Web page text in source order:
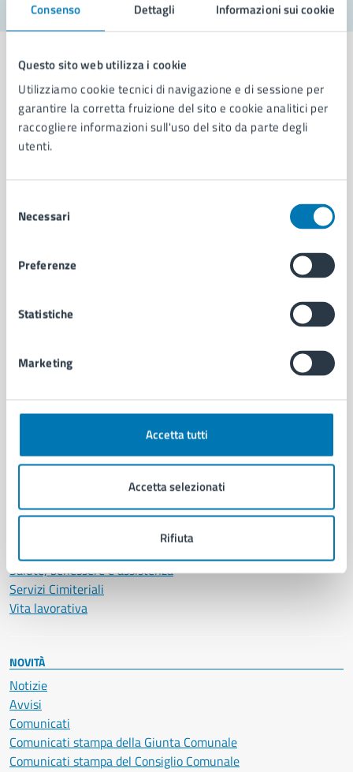
Consenso Dettagli Informazioni sui cookie
Questo sito web utilizza i cookie
Utilizziamo cookie tecnici di navigazione e di sessione per
garantire la corretta fruizione del sito e cookie analitici per
raccogliere informazioni sull'uso del sito da parte degli
utenti.
delNecessari
Preferenze
Statistiche
Marketing
Accetta tutti
Accetta selezionati
Rifiuta
Comune di Napoli
Organi di governo
Enti e fondazioni
Documenti e dati
Ambiente
Autorizzazioni
Documenti e certificati
Educazione e formazione
Giustizia e sicurezza pubblica
Salute, benessere e assistenza
Servizi Cimiteriali
Vita lavorativa
NOVITÀ
Notizie
Avvisi
Comunicati
Comunicati stampa della Giunta Comunale
Comunicati stampa del Consiglio Comunale